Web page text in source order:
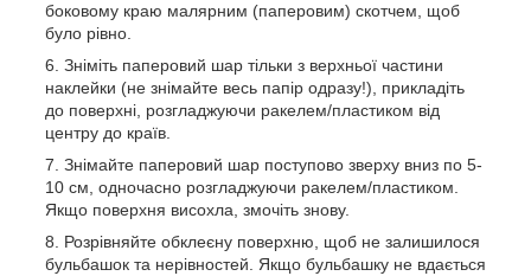
боковому краю малярним (паперовим) скотчем, щоб
було рівно.
Зніміть паперовий шар тільки з верхньої частини
наклейки (не знімайте весь папір одразу!), прикладіть
до поверхні, розгладжуючи ракелем/пластиком від
центру до країв.
Знімайте паперовий шар поступово зверху вниз по 5-
10 см, одночасно розгладжуючи ракелем/пластиком.
Якщо поверхня висохла, змочіть знову.
Розрівняйте обклеєну поверхню, щоб не залишилося
бульбашок та нерівностей. Якщо бульбашку не вдається